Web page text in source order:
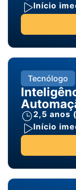
Início
Tecnólogo
2,5 anos
Início